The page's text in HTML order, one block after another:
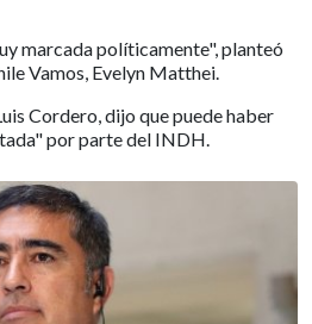
marcada políticamente", planteó
Vamos, Evelyn Matthei.
Cordero, dijo que puede haber
por parte del INDH.